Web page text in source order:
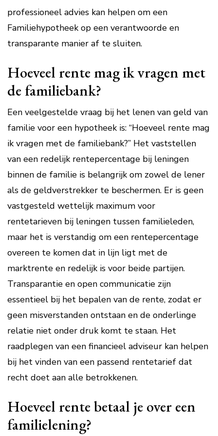
professioneel advies kan helpen om een
Familiehypotheek op een verantwoorde en
transparante manier af te sluiten.
Hoeveel rente mag ik vragen met
de familiebank?
Een veelgestelde vraag bij het lenen van geld van
familie voor een hypotheek is: “Hoeveel rente mag
ik vragen met de familiebank?” Het vaststellen
van een redelijk rentepercentage bij leningen
binnen de familie is belangrijk om zowel de lener
als de geldverstrekker te beschermen. Er is geen
vastgesteld wettelijk maximum voor
rentetarieven bij leningen tussen familieleden,
maar het is verstandig om een rentepercentage
overeen te komen dat in lijn ligt met de
marktrente en redelijk is voor beide partijen.
Transparantie en open communicatie zijn
essentieel bij het bepalen van de rente, zodat er
geen misverstanden ontstaan en de onderlinge
relatie niet onder druk komt te staan. Het
raadplegen van een financieel adviseur kan helpen
bij het vinden van een passend rentetarief dat
recht doet aan alle betrokkenen.
Hoeveel rente betaal je over een
familielening?